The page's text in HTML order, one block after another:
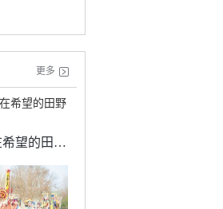
更多
忙碌在希望的田野上